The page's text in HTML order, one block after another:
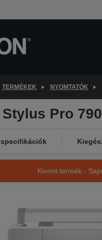
TERMÉKEK NYOMTATÓK
Pro
Kivont termék -